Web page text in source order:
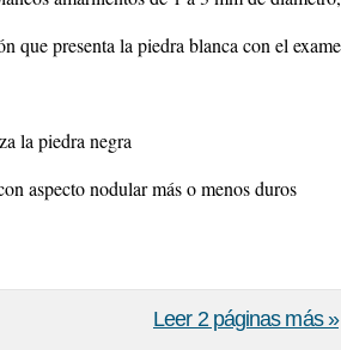
que presenta la piedra blanca con el
la piedra negra
aspecto nodular más o menos duros
Leer 2 páginas más »